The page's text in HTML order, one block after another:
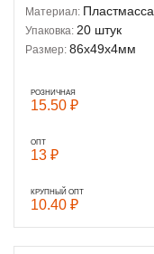
Материал: Пластмасса
Упаковка: 20 штук
Размер: 86х49х4мм
РОЗНИЧНАЯ
15.50 ₽
ОПТ
13 ₽
КРУПНЫЙ ОПТ
10.40 ₽